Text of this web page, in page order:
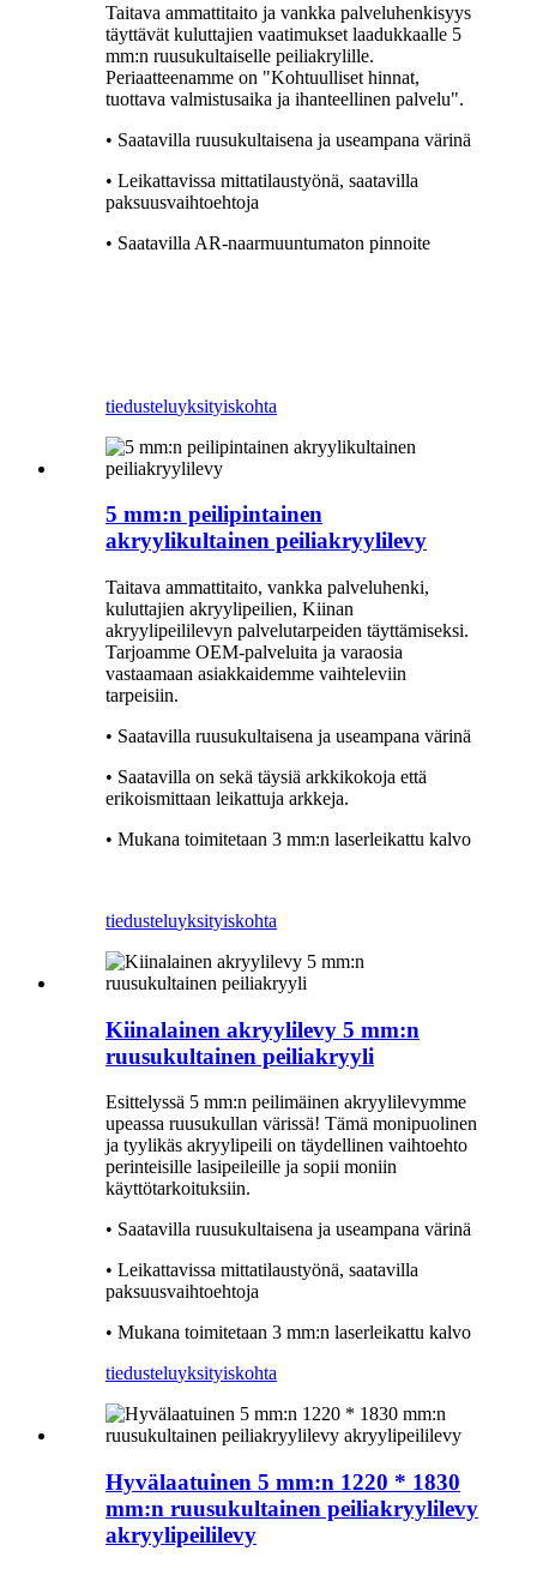
Taitava ammattitaito ja vankka palveluhenkisyys
täyttävät kuluttajien vaatimukset laadukkaalle 5
mm:n ruusukultaiselle peiliakrylille.
Periaatteenamme on "Kohtuulliset hinnat,
tuottava valmistusaika ja ihanteellinen palvelu".
• Saatavilla ruusukultaisena ja useampana värinä
• Leikattavissa mittatilaustyönä, saatavilla
paksuusvaihtoehtoja
• Saatavilla AR-naarmuuntumaton pinnoite
tiedusteluyksityiskohta
5 mm:n peilipintainen
akryylikultainen peiliakryylilevy
Taitava ammattitaito, vankka palveluhenki,
kuluttajien akryylipeilien, Kiinan
akryylipeililevyn palvelutarpeiden täyttämiseksi.
Tarjoamme OEM-palveluita ja varaosia
vastaamaan asiakkaidemme vaihteleviin
tarpeisiin.
• Saatavilla ruusukultaisena ja useampana värinä
• Saatavilla on sekä täysiä arkkikokoja että
erikoismittaan leikattuja arkkeja.
• Mukana toimitetaan 3 mm:n laserleikattu kalvo
tiedusteluyksityiskohta
Kiinalainen akryylilevy 5 mm:n
ruusukultainen peiliakryyli
Esittelyssä 5 mm:n peilimäinen akryylilevymme
upeassa ruusukullan värissä! Tämä monipuolinen
ja tyylikäs akryylipeili on täydellinen vaihtoehto
perinteisille lasipeileille ja sopii moniin
käyttötarkoituksiin.
• Saatavilla ruusukultaisena ja useampana värinä
• Leikattavissa mittatilaustyönä, saatavilla
paksuusvaihtoehtoja
• Mukana toimitetaan 3 mm:n laserleikattu kalvo
tiedusteluyksityiskohta
Hyvälaatuinen 5 mm:n 1220 * 1830
mm:n ruusukultainen peiliakryylilevy
akryylipeililevy